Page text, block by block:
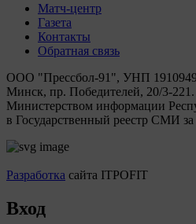
Матч-центр
Газета
Контакты
Обратная связь
ООО "Прессбол-91", УНП
Минск, пр. Победителей, 20/3-221.
Министерством информации
в Государственный реестр СМИ
Разработка сайта ITPOFIT
Вход